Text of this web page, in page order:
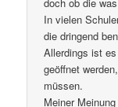
In vielen
die dringend
Allerdings ist
geöffnet
müssen.
Meiner